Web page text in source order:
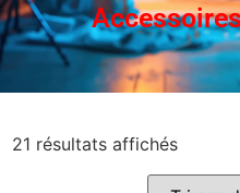
21 résultats affichés